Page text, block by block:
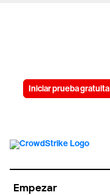
Iniciar prueba gratuita
Empezar